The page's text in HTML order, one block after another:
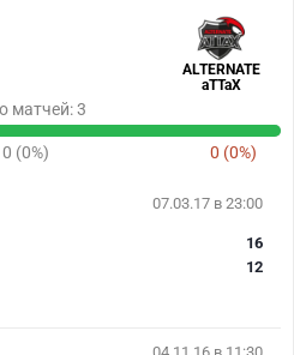
ALTERNATE
aTTaX
матчей: 3
0 (0%) 0 (0%)
07.03.17 в 23:00
16
12